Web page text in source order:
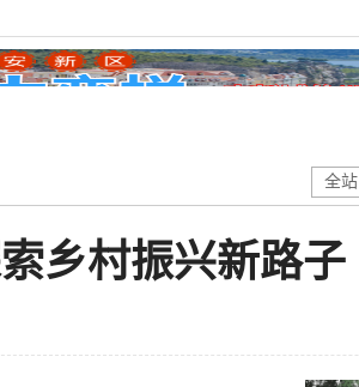
全站
乡村振兴新路子